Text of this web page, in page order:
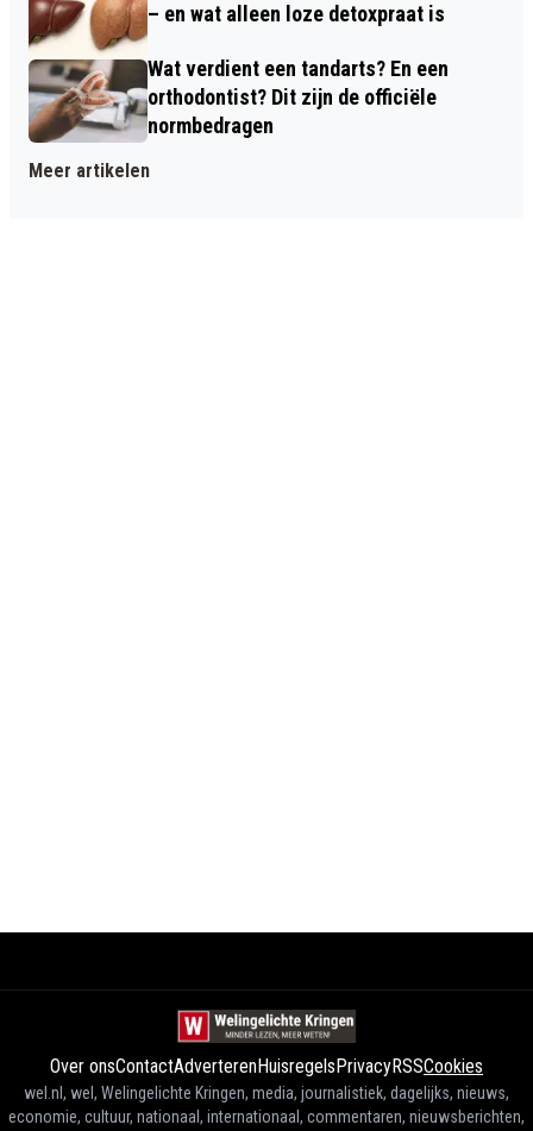
– en wat alleen loze detoxpraat is
Wat verdient een tandarts? En een
orthodontist? Dit zijn de officiële
normbedragen
Meer artikelen
Over onsContactAdverterenHuisregelsPrivacyRSSCookies
wel.nl, wel, Welingelichte Kringen, media, journalistiek, dagelijks, nieuws,
economie, cultuur, nationaal, internationaal, commentaren, nieuwsberichten,